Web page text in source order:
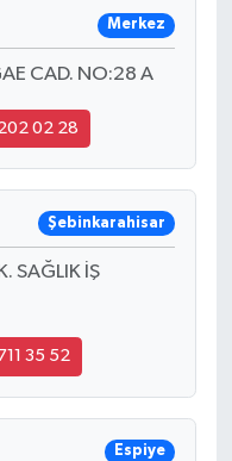
Merkez
CAD. NO:28 A
02 28
Şebinkarahisar
SAĞLIK İŞ
35 52
Espiye